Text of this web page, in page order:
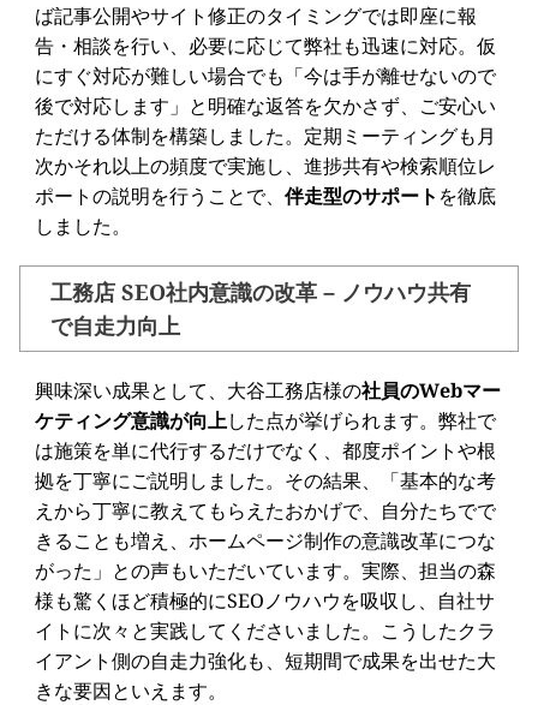
ば記事公開やサイト修正のタイミングでは即座に報
告・相談を行い、必要に応じて弊社も迅速に対応。仮
にすぐ対応が難しい場合でも「今は手が離せないので
後で対応します」と明確な返答を欠かさず、ご安心い
ただける体制を構築しました。定期ミーティングも月
次かそれ以上の頻度で実施し、進捗共有や検索順位レ
ポートの説明を行うことで、 伴走型のサポート を徹底
しました。
工務店 SEO社内意識の改革 – ノウハウ共有
で自走力向上
興味深い成果として、大谷工務店様の社員のWebマー
ケティング意識が向上した点が挙げられます。弊社で
は施策を単に代行するだけでなく、都度ポイントや根
拠を丁寧にご説明しました。その結果、「基本的な考
えから丁寧に教えてもらえたおかげで、自分たちでで
きることも増え、ホームページ制作の意識改革につな
がった」との声もいただいています。実際、担当の森
様も驚くほど積極的にSEOノウハウを吸収し、自社サ
イトに次々と実践してくださいました。こうしたクラ
イアント側の自走力強化も、短期間で成果を出せた大
きな要因といえます。